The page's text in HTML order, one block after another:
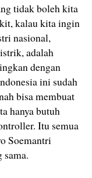
tidak boleh kita
kalau kita ingin
nasional,
adalah
dengan
ini sudah
bisa membuat
hanya butuh
Itu semua
Soemantri
sama.